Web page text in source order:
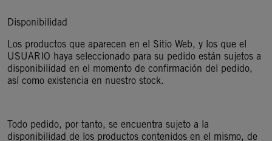
Disponibilidad
Los productos que aparecen en el Sitio Web, y los que el
USUARIO haya seleccionado para su pedido están sujetos a
disponibilidad en el momento de confirmación del pedido,
así como existencia en nuestro stock.
Todo pedido, por tanto, se encuentra sujeto a la
disponibilidad de los productos contenidos en el mismo, de